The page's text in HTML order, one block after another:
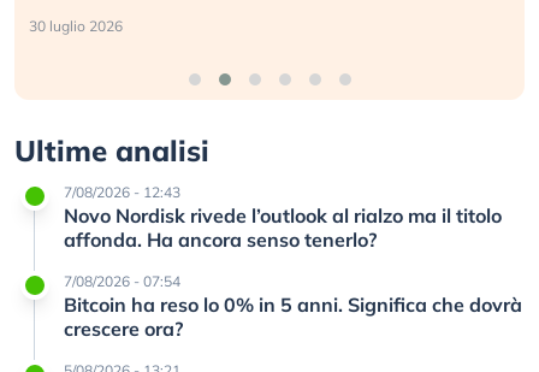
30 luglio 2026
Ultime analisi
7/08/2026 - 12:43
Novo Nordisk rivede l’outlook al rialzo ma il titolo
affonda. Ha ancora senso tenerlo?
7/08/2026 - 07:54
Bitcoin ha reso lo 0% in 5 anni. Significa che dovrà
crescere ora?